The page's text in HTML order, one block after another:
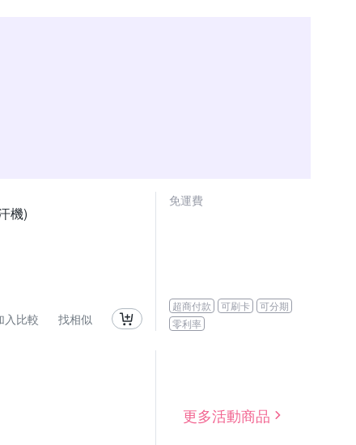
機)
入比較 找相似
免運費
超商付款 可刷卡
可分期
零利率
更多活動商品